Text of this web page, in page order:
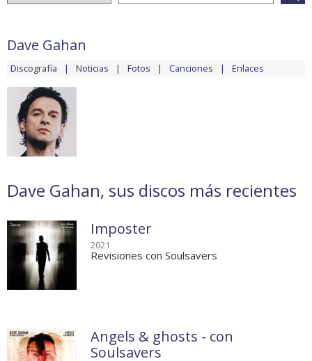
Dave Gahan
Discografía Noticias Fotos Canciones Enlaces
Dave Gahan, sus discos más recientes
Imposter
2021
Revisiones con Soulsavers
Angels & ghosts - con
Soulsavers